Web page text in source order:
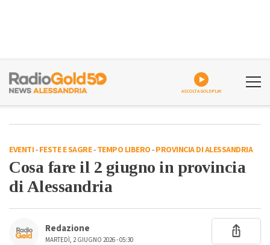
ASCOLTA GOLDPLAY
EVENTI-FESTE E SAGRE-TEMPO LIBERO-PROVINCIA DI ALESSANDRIA
Cosa fare il 2 giugno in provincia
di Alessandria
Redazione
MARTEDÌ, 2 GIUGNO 2026 - 05:30